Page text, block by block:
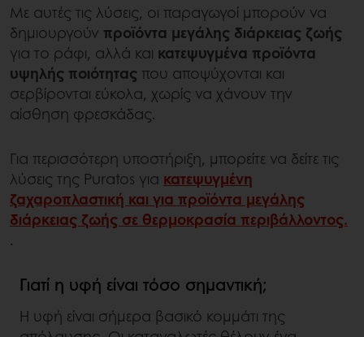
Με αυτές τις λύσεις, οι παραγωγοί μπορούν να
δημιουργούν προϊόντα μεγάλης διάρκειας ζωής
για το ράφι, αλλά και κατεψυγμένα προϊόντα
υψηλής ποιότητας που αποψύχονται και
σερβίρονται εύκολα, χωρίς να χάνουν την
αίσθηση φρεσκάδας.
Για περισσότερη υποστήριξη, μπορείτε να δείτε τις
λύσεις της Puratos για κατεψυγμένη
ζαχαροπλαστική και για προϊόντα μεγάλης
διάρκειας ζωής σε θερμοκρασία περιβάλλοντος.
.
Γιατί η υφή είναι τόσο σημαντική;
Η υφή είναι σήμερα βασικό κομμάτι της